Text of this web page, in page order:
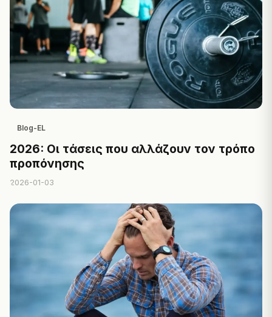
Blog-EL
2026: Οι τάσεις που αλλάζουν τον τρόπο
προπόνησης
2026-01-03